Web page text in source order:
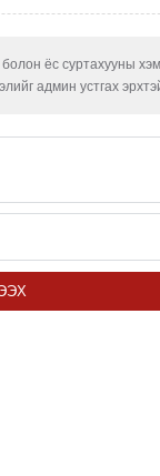
ёс суртахууны хэм
админ устгах